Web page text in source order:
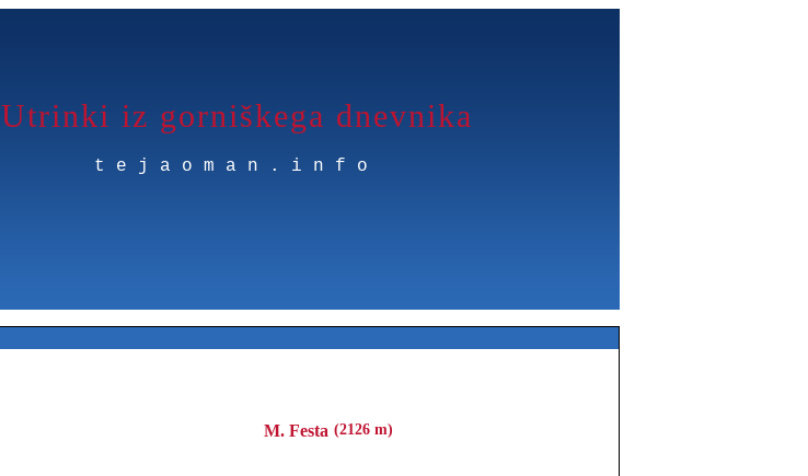
Utrinki iz gorniškega dnevnika
tejaoman.info
M. Festa (2126 m)